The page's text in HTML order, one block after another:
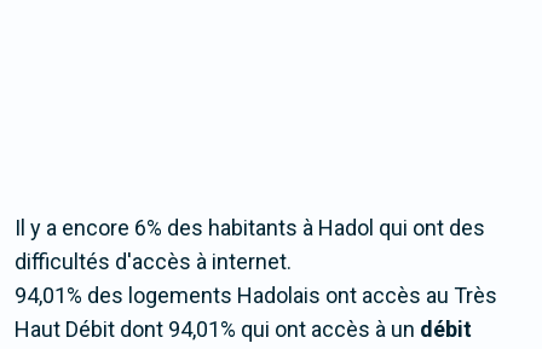
Il y a encore 6% des habitants à Hadol qui ont des
difficultés d'accès à internet.
94,01% des logements Hadolais ont accès au Très
Haut Débit dont 94,01% qui ont accès à un débit